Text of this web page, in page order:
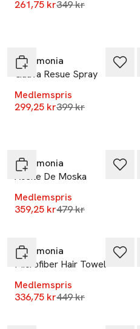
261,75 krLägsta pris 30
349 kr
Ceremonia
Guava Resue Spray
Medlemspris
299,25 krLägsta pris 30
399 kr
Ceremonia
Aceite De Moska
Medlemspris
359,25 krLägsta pris 30
479 kr
Ceremonia
Microfiber Hair Towel
Medlemspris
336,75 krLägsta pris 30
449 kr